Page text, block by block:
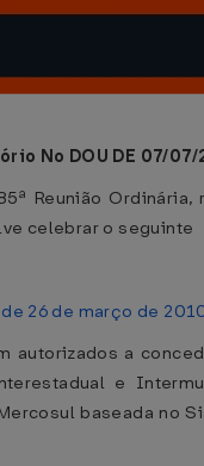
No DOU DE 07/07/
Reunião
celebrar o seguinte
26 de março de
autorizados a
e
baseada no